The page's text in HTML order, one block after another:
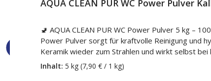
AQUA CLEAN PUR WC Power Pulver
🚽 AQUA CLEAN PUR WC Power Pulver 5 kg –
Power Pulver sorgt für kraftvolle Reinigung und
Keramik wieder zum Strahlen und wirkt selbst
effektiv verhindert. ⭐ Ihre Vorteile auf einen Blick ✔ Mit Keramikaufheller ✔ Kaltaktiv – wirkt auch bei kaltem Wasser ✔ Kalklösefunktion ✔ Selbstreinigender Aktivschaum ✔
Desodorierend ✔ Langzeitfrischeduft ✔ Extrem geringe Staubentwicklung 🧽 Anwendungsbereiche Toiletten
Inhalt: 5 kg (7,90 € / 1 kg)